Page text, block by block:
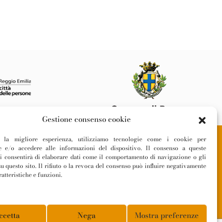
Gestione consenso cookie
migliore esperienza, utilizziamo tecnologie come i cookie per
e/o accedere alle informazioni del dispositivo. Il consenso a queste
consentirà di elaborare dati come il comportamento di navigazione o gli
questo sito. Il rifiuto o la revoca del consenso può influire negativamente
e funzioni.
Nega Mostra preferenze
Privacy Policy
Cookie Policy
Informativa Fornitori